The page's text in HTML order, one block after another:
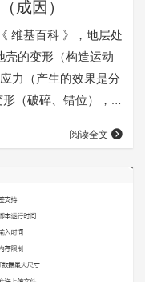
成因）
维基百科 》，地层处
壳的变形（构造运动
力（产生的效果是分
（破碎、错位），直
生相对位移等，类比
过地震波向远处传
状…
阅读全文